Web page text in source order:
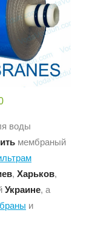
воды
мембраный
, Харьков,
Украине, а
и